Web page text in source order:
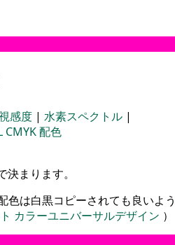
感度 | 水素スペクトル |
CMYK配色
決まります。
色は白黒コピーされても良いよう
カラーユニバーサルデザイン ）